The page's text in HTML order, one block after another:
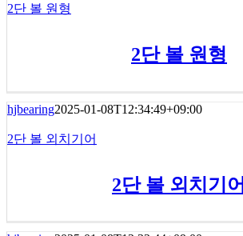
2단 볼 원형
2단 볼 원형
hjbearing2025-01-08T12:34:49+09:00
2단 볼 외치기어
2단 볼 외치기어